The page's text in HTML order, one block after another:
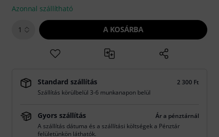
Azonnal szállítható
1 A KOSÁRBA
Standard szállítás
2 300 Ft
Szállítás körülbelül 3-6 munkanapon belül
Gyors szállítás
Ár a pénztárnál
A szállítás dátuma és a szállítási költségek a Pénztár
felületünkön láthatók.